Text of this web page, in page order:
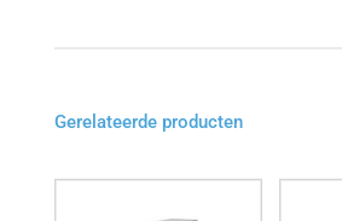
Gerelateerde producten